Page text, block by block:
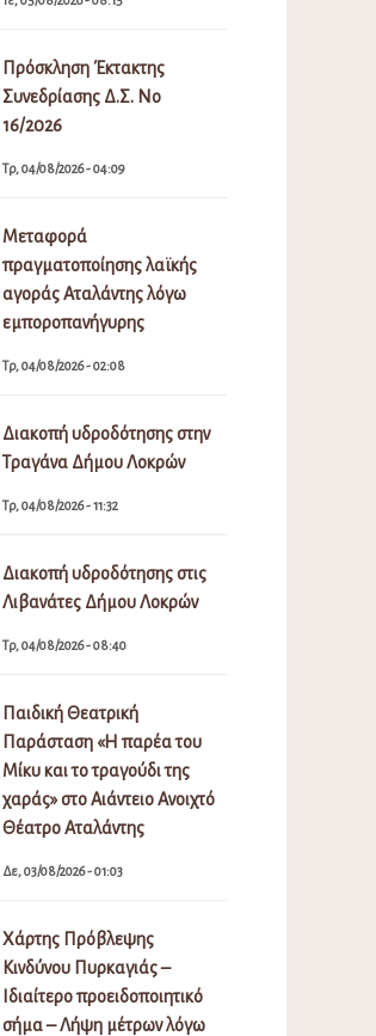
Πρόσκληση Έκτακτης
Συνεδρίασης Δ.Σ. Νο
16/2026
Τρ, 04/08/2026 - 04:09
Μεταφορά
πραγματοποίησης λαϊκής
αγοράς Αταλάντης λόγω
εμποροπανήγυρης
Τρ, 04/08/2026 - 02:08
Διακοπή υδροδότησης στην
Τραγάνα Δήμου Λοκρών
Τρ, 04/08/2026 - 11:32
Διακοπή υδροδότησης στις
Λιβανάτες Δήμου Λοκρών
Τρ, 04/08/2026 - 08:40
Παιδική Θεατρική
Παράσταση «Η παρέα του
Μίκυ και το τραγούδι της
χαράς» στο Αιάντειο Ανοιχτό
Θέατρο Αταλάντης
Δε, 03/08/2026 - 01:03
Χάρτης Πρόβλεψης
Κινδύνου Πυρκαγιάς –
Ιδιαίτερο προειδοποιητικό
σήμα – Λήψη μέτρων λόγω